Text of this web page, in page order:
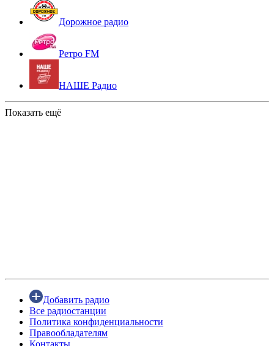
Дорожное радио
Ретро FM
НАШЕ Радио
Показать ещё
Добавить радио
Все радиостанции
Политика конфиденциальности
Правообладателям